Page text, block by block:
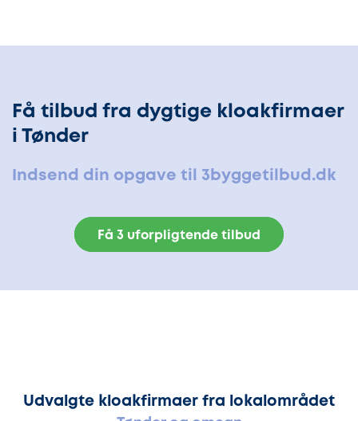
Få tilbud fra dygtige kloakfirmaer
i Tønder
Indsend din opgave til 3byggetilbud.dk
Få 3 uforpligtende tilbud
Udvalgte kloakfirmaer fra lokalområdet